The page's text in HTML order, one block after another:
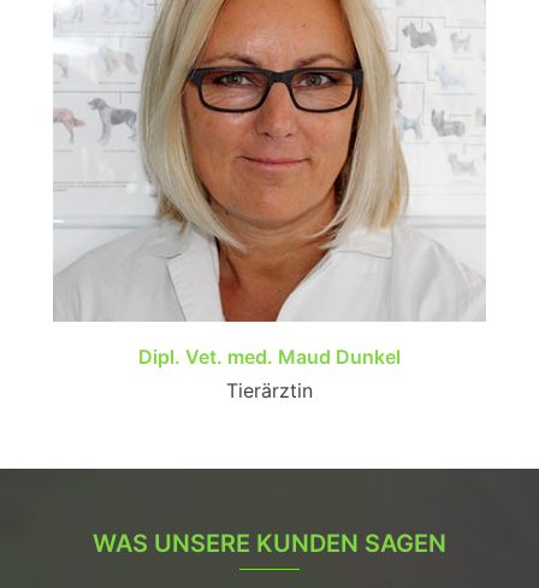
Dipl. Vet. med. Maud Dunkel
Tierärztin
WAS UNSERE KUNDEN SAGEN